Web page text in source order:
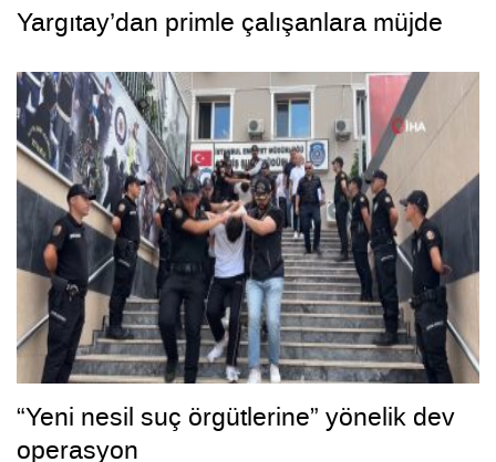
Yargıtay’dan primle çalışanlara müjde
“Yeni nesil suç örgütlerine” yönelik dev
operasyon